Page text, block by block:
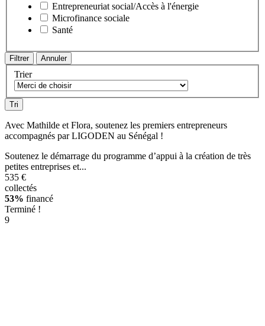
Entrepreneuriat social/Accès à l'énergie
Microfinance sociale
Santé
Trier
Avec Mathilde et Flora, soutenez les premiers entrepreneurs
accompagnés par LIGODEN au Sénégal !
Soutenez le démarrage du programme d’appui à la création de très
petites entreprises et...
535 €
collectés
53% financé
Terminé !
9